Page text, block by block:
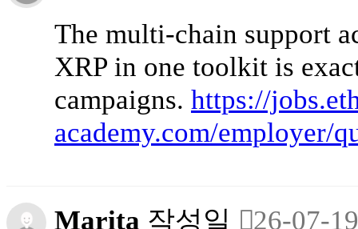
The multi-chain support
XRP in one toolkit is
campaigns. https://
academy.com/employer/
Marita 작성일
26-07-